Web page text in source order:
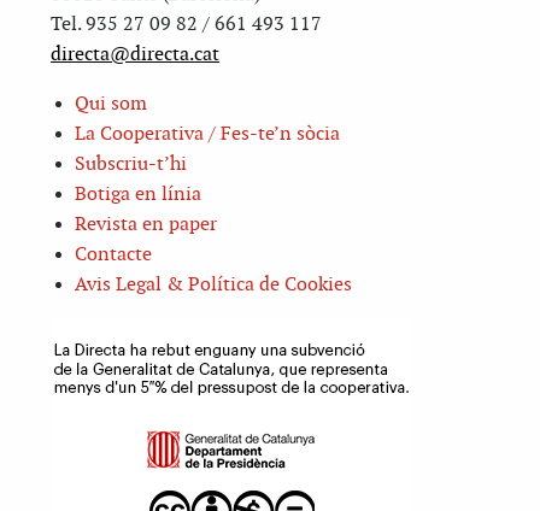
Tel. 935 27 09 82 / 661 493 117
directa@directa.cat
Qui som
La Cooperativa / Fes-te’n sòcia
Subscriu-t’hi
Botiga en línia
Revista en paper
Contacte
Avis Legal & Política de Cookies